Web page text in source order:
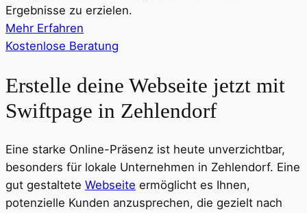
Ergebnisse zu erzielen.
Mehr Erfahren
Kostenlose Beratung
Erstelle deine Webseite jetzt mit
Swiftpage in Zehlendorf
Eine starke Online-Präsenz ist heute unverzichtbar,
besonders für lokale Unternehmen in Zehlendorf. Eine
gut gestaltete Webseite ermöglicht es Ihnen,
potenzielle Kunden anzusprechen, die gezielt nach